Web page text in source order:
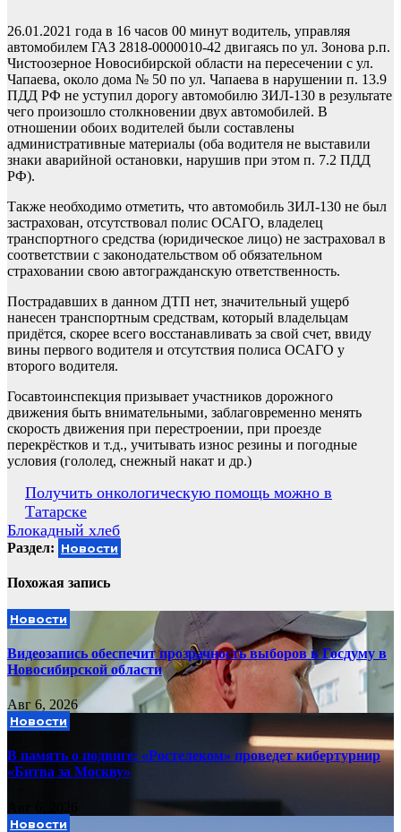
26.01.2021 года в 16 часов 00 минут водитель, управляя
автомобилем ГАЗ 2818-0000010-42 двигаясь по ул. Зонова р.п.
Чистоозерное Новосибирской области на пересечении с ул.
Чапаева, около дома № 50 по ул. Чапаева в нарушении п. 13.9
ПДД РФ не уступил дорогу автомобилю ЗИЛ-130 в результате
чего произошло столкновении двух автомобилей. В
отношении обоих водителей были составлены
административные материалы (оба водителя не выставили
знаки аварийной остановки, нарушив при этом п. 7.2 ПДД
РФ).
Также необходимо отметить, что автомобиль ЗИЛ-130 не был
застрахован, отсутствовал полис ОСАГО, владелец
транспортного средства (юридическое лицо) не застраховал в
соответствии с законодательством об обязательном
страховании свою автогражданскую ответственность.
Пострадавших в данном ДТП нет, значительный ущерб
нанесен транспортным средствам, который владельцам
придётся, скорее всего восстанавливать за свой счет, ввиду
вины первого водителя и отсутствия полиса ОСАГО у
второго водителя.
Госавтоинспекция призывает участников дорожного
движения быть внимательными, заблаговременно менять
скорость движения при перестроении, при проезде
перекрёстков и т.д., учитывать износ резины и погодные
условия (гололед, снежный накат и др.)
Навигация
по
записям
Получить онкологическую помощь можно в
Татарске
Блокадный хлеб
Раздел: Новости
Похожая запись
Новости
Видеозапись обеспечит прозрачность выборов в Госдуму в
Новосибирской области
Авг 6, 2026
Новости
В память о подвиге: «Ростелеком» проведет кибертурнир
«Битва за Москву»
Новости